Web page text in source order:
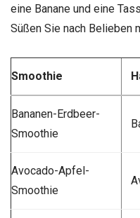
eine Banane und eine
Süßen Sie nach Belieben
Smoothie
Bananen-Erdbeer-
Smoothie
Avocado-Apfel-
Smoothie